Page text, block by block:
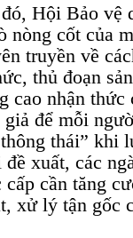
Hội Bảo vệ
nòng cốt của
truyền về
thủ đoạn
cao nhận
giả để mỗi
thái” khi
xuất, các
cấp cần tăng
xử lý tận gốc